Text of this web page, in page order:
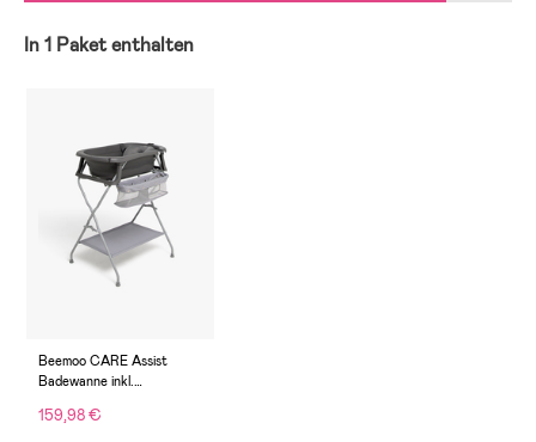
In 1 Paket enthalten
Beemoo CARE Assist
Badewanne inkl.
Grey
159,98 €